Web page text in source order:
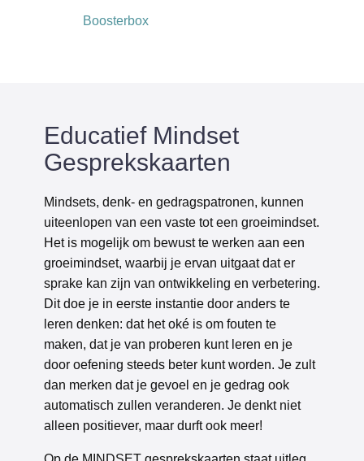
Boosterbox
Educatief Mindset
Gesprekskaarten
Mindsets, denk- en gedragspatronen, kunnen
uiteenlopen van een vaste tot een groeimindset.
Het is mogelijk om bewust te werken aan een
groeimindset, waarbij je ervan uitgaat dat er
sprake kan zijn van ontwikkeling en verbetering.
Dit doe je in eerste instantie door anders te
leren denken: dat het oké is om fouten te
maken, dat je van proberen kunt leren en je
door oefening steeds beter kunt worden. Je zult
dan merken dat je gevoel en je gedrag ook
automatisch zullen veranderen. Je denkt niet
alleen positiever, maar durft ook meer!